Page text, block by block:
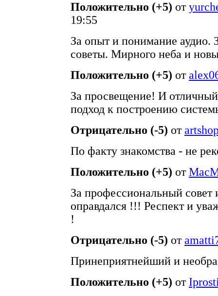
Положительно (+5) от
19:55
За опыт и понимание аудио.
советы. Мирного неба и
Положительно (+5) от
За просвещение! И
подход к построению
Отрицательно (-5) от
По факту знакомства - не
Положительно (+5) от
За профессиональный совет
оправдался !!! Респект и
!
Отрицательно (-5) от
Принеприятнейший и
Положительно (+5) от